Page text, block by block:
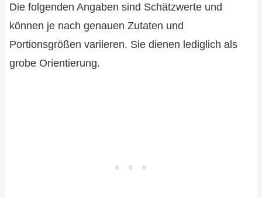
Die folgenden Angaben sind Schätzwerte und
können je nach genauen Zutaten und
Portionsgrößen variieren. Sie dienen lediglich als
grobe Orientierung.